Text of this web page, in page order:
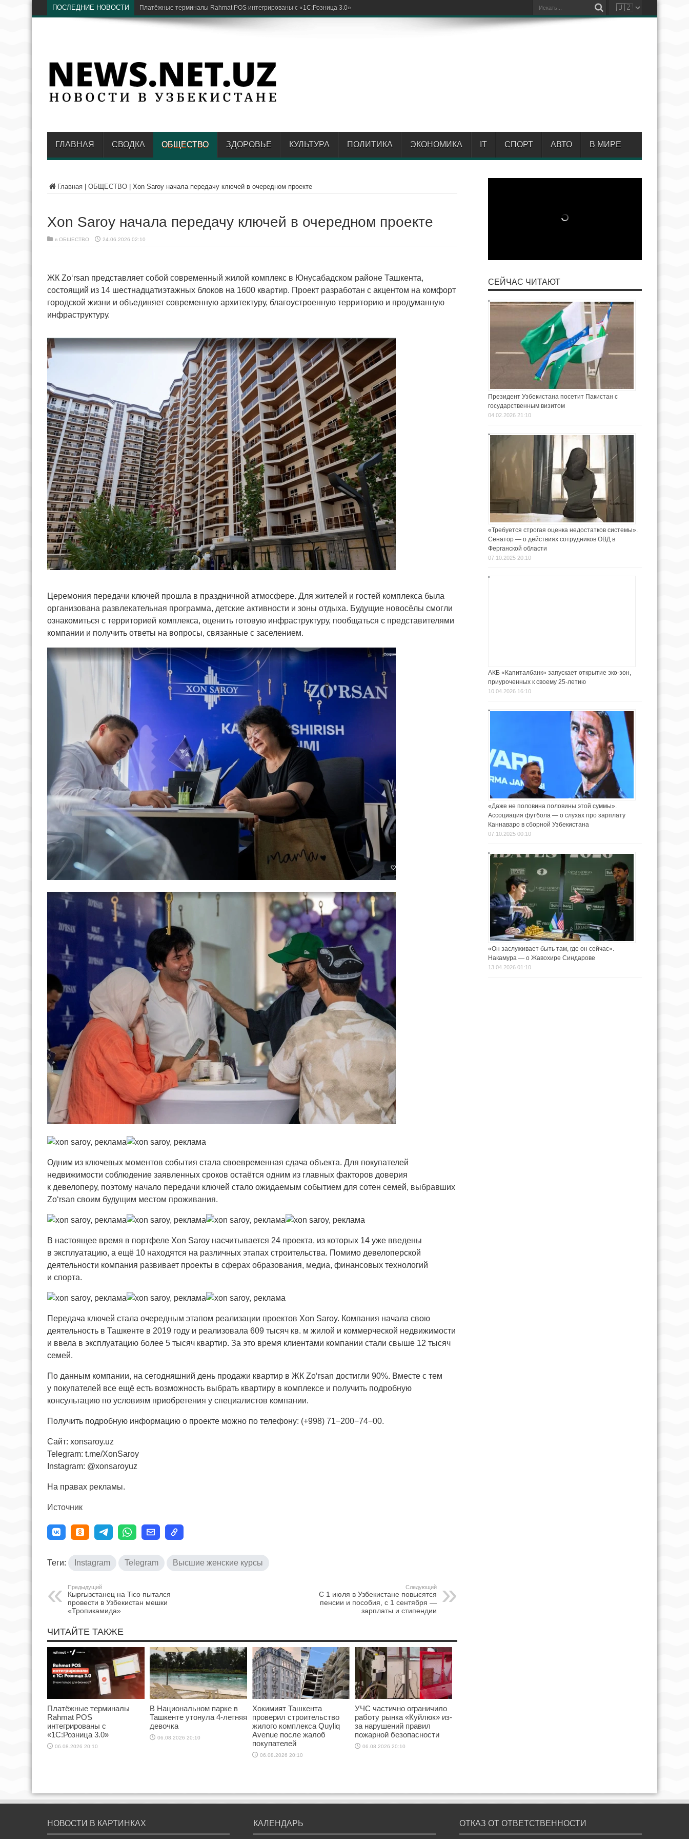
ПОСЛЕДНИЕ НОВОСТИ Платёжные терминалы Rahmat POS интегрированы с «1С:Розница 3.0»
ГЛАВНАЯ СВОДКА ОБЩЕСТВО ЗДОРОВЬЕ КУЛЬТУРА ПОЛИТИКА ЭКОНОМИКА IT СПОРТ АВТО В МИРЕ
Главная ОБЩЕСТВО Xon Saroy начала передачу ключей в очередном проекте
Xon Saroy начала передачу ключей в очередном проекте
в ОБЩЕСТВО 24.06.2026 02:10
ЖК Zo‘rsan представляет собой современный жилой комплекс в Юнусабадском районе Ташкента,
состоящий из 14 шестнадцатиэтажных блоков на 1600 квартир. Проект разработан с акцентом на комфорт
городской жизни и объединяет современную архитектуру, благоустроенную территорию и продуманную
инфраструктуру.
Церемония передачи ключей прошла в праздничной атмосфере. Для жителей и гостей комплекса была
организована развлекательная программа, детские активности и зоны отдыха. Будущие новосёлы смогли
ознакомиться с территорией комплекса, оценить готовую инфраструктуру, пообщаться с представителями
компании и получить ответы на вопросы, связанные с заселением.
Одним из ключевых моментов события стала своевременная сдача объекта. Для покупателей
недвижимости соблюдение заявленных сроков остаётся одним из главных факторов доверия
к девелоперу, поэтому начало передачи ключей стало ожидаемым событием для сотен семей, выбравших
Zo‘rsan своим будущим местом проживания.
В настоящее время в портфеле Xon Saroy насчитывается 24 проекта, из которых 14 уже введены
в эксплуатацию, а ещё 10 находятся на различных этапах строительства. Помимо девелоперской
деятельности компания развивает проекты в сферах образования, медиа, финансовых технологий
и спорта.
Передача ключей стала очередным этапом реализации проектов Xon Saroy. Компания начала свою
деятельность в Ташкенте в 2019 году и реализовала 609 тысяч кв. м жилой и коммерческой недвижимости
и ввела в эксплуатацию более 5 тысяч квартир. За это время клиентами компании стали свыше 12 тысяч
семей.
По данным компании, на сегодняшний день продажи квартир в ЖК Zo‘rsan достигли 90%. Вместе с тем
у покупателей все ещё есть возможность выбрать квартиру в комплексе и получить подробную
консультацию по условиям приобретения у специалистов компании.
Получить подробную информацию о проекте можно по телефону: (+998) 71−200−74−00.
Сайт: xonsaroy.uz
Telegram: t.me/XonSaroy
Instagram: @xonsaroyuz
На правах рекламы.
Источник
Теги: Instagram Telegram Высшие женские курсы
Предыдущий
Кыргызстанец на Tico пытался
провести в Узбекистан мешки
«Тропикамида»
Следующий
С 1 июля в Узбекистане повысятся
пенсии и пособия, с 1 сентября —
зарплаты и стипендии
ЧИТАЙТЕ ТАКЖЕ
Платёжные терминалы
Rahmat POS
интегрированы с
«1С:Розница 3.0»
06.08.2026 20:10
В Национальном парке в
Ташкенте утонула 4-летняя
девочка
06.08.2026 20:10
Хокимият Ташкента
проверил строительство
жилого комплекса Quyliq
Avenue после жалоб
покупателей
06.08.2026 20:10
УЧС частично ограничило
работу рынка «Куйлюк» из-
за нарушений правил
пожарной безопасности
06.08.2026 20:10
СЕЙЧАС ЧИТАЮТ
Президент Узбекистана посетит Пакистан с
государственным визитом
04.02.2026 21:10
«Требуется строгая оценка недостатков системы».
Сенатор — о действиях сотрудников ОВД в
Ферганской области
07.10.2025 20:10
АКБ «Капиталбанк» запускает открытие эко-зон,
приуроченных к своему 25-летию
10.04.2026 16:10
«Даже не половина половины этой суммы».
Ассоциация футбола — о слухах про зарплату
Каннаваро в сборной Узбекистана
07.10.2025 00:10
«Он заслуживает быть там, где он сейчас».
Накамура — о Жавохире Синдарове
13.04.2026 01:10
НОВОСТИ В КАРТИНКАХ КАЛЕНДАРЬ ОТКАЗ ОТ ОТВЕТСТВЕННОСТИ